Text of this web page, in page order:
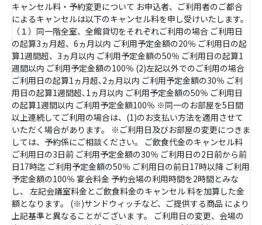
キャンセル料・予約変更について お申込者、ご利用者のご都合
によるキャンセルは以下のキャンセル料を申し受けいたします。
（１）同一階全室、全館貸切をそれぞれご利用の場合 ご利用日
の起算3ヵ月超、6ヵ月以内 ご利用予定金額の20％ ご利用日の起
算1週間超、3ヵ月以内 ご利用予定金額の50％ ご利用日の起算1
週間以内 ご利用予定金額の100％ (2)左記以外でのご利用の場合
ご利用日の起算1ヵ月超､2ヵ月以内 ご利用予定金額の30％ ご利
用日の起算1週間超､1ヵ月以内 ご利用予定金額の50％ ご利用日
の起算1週間以内 ご利用予定金額100％ ※同一のお部屋を5日間
以上連続してご利用の場合は、(1)のお支払い方法を適用させて
いただく場合があります。 ※ご利用日及びお部屋の変更につきま
しては、予約係にご相談ください。 ご飲食代金のキャンセル料
ご利用日の3日前 ご利用予定金額の30％ ご利用日の2日前から前
日17時迄 ご利用予定金額の50％ ご利用日の前日17時以降 ご利用
予定金額の100％ 宴会料金 予約会場の利用時間を2時間とみな
し、 左記会議室料金とご飲食料金のキャンセル 料を加算した金
額となります。 (※)サンドウィッチなど、ご提供する商品 により
上記基準と異なることがございま す。 ご利用日の変更、会場の